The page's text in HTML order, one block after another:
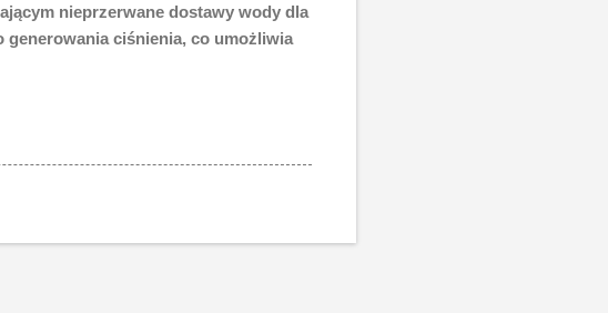
nieprzerwane dostawy wody dla
generowania ciśnienia, co umożliwia